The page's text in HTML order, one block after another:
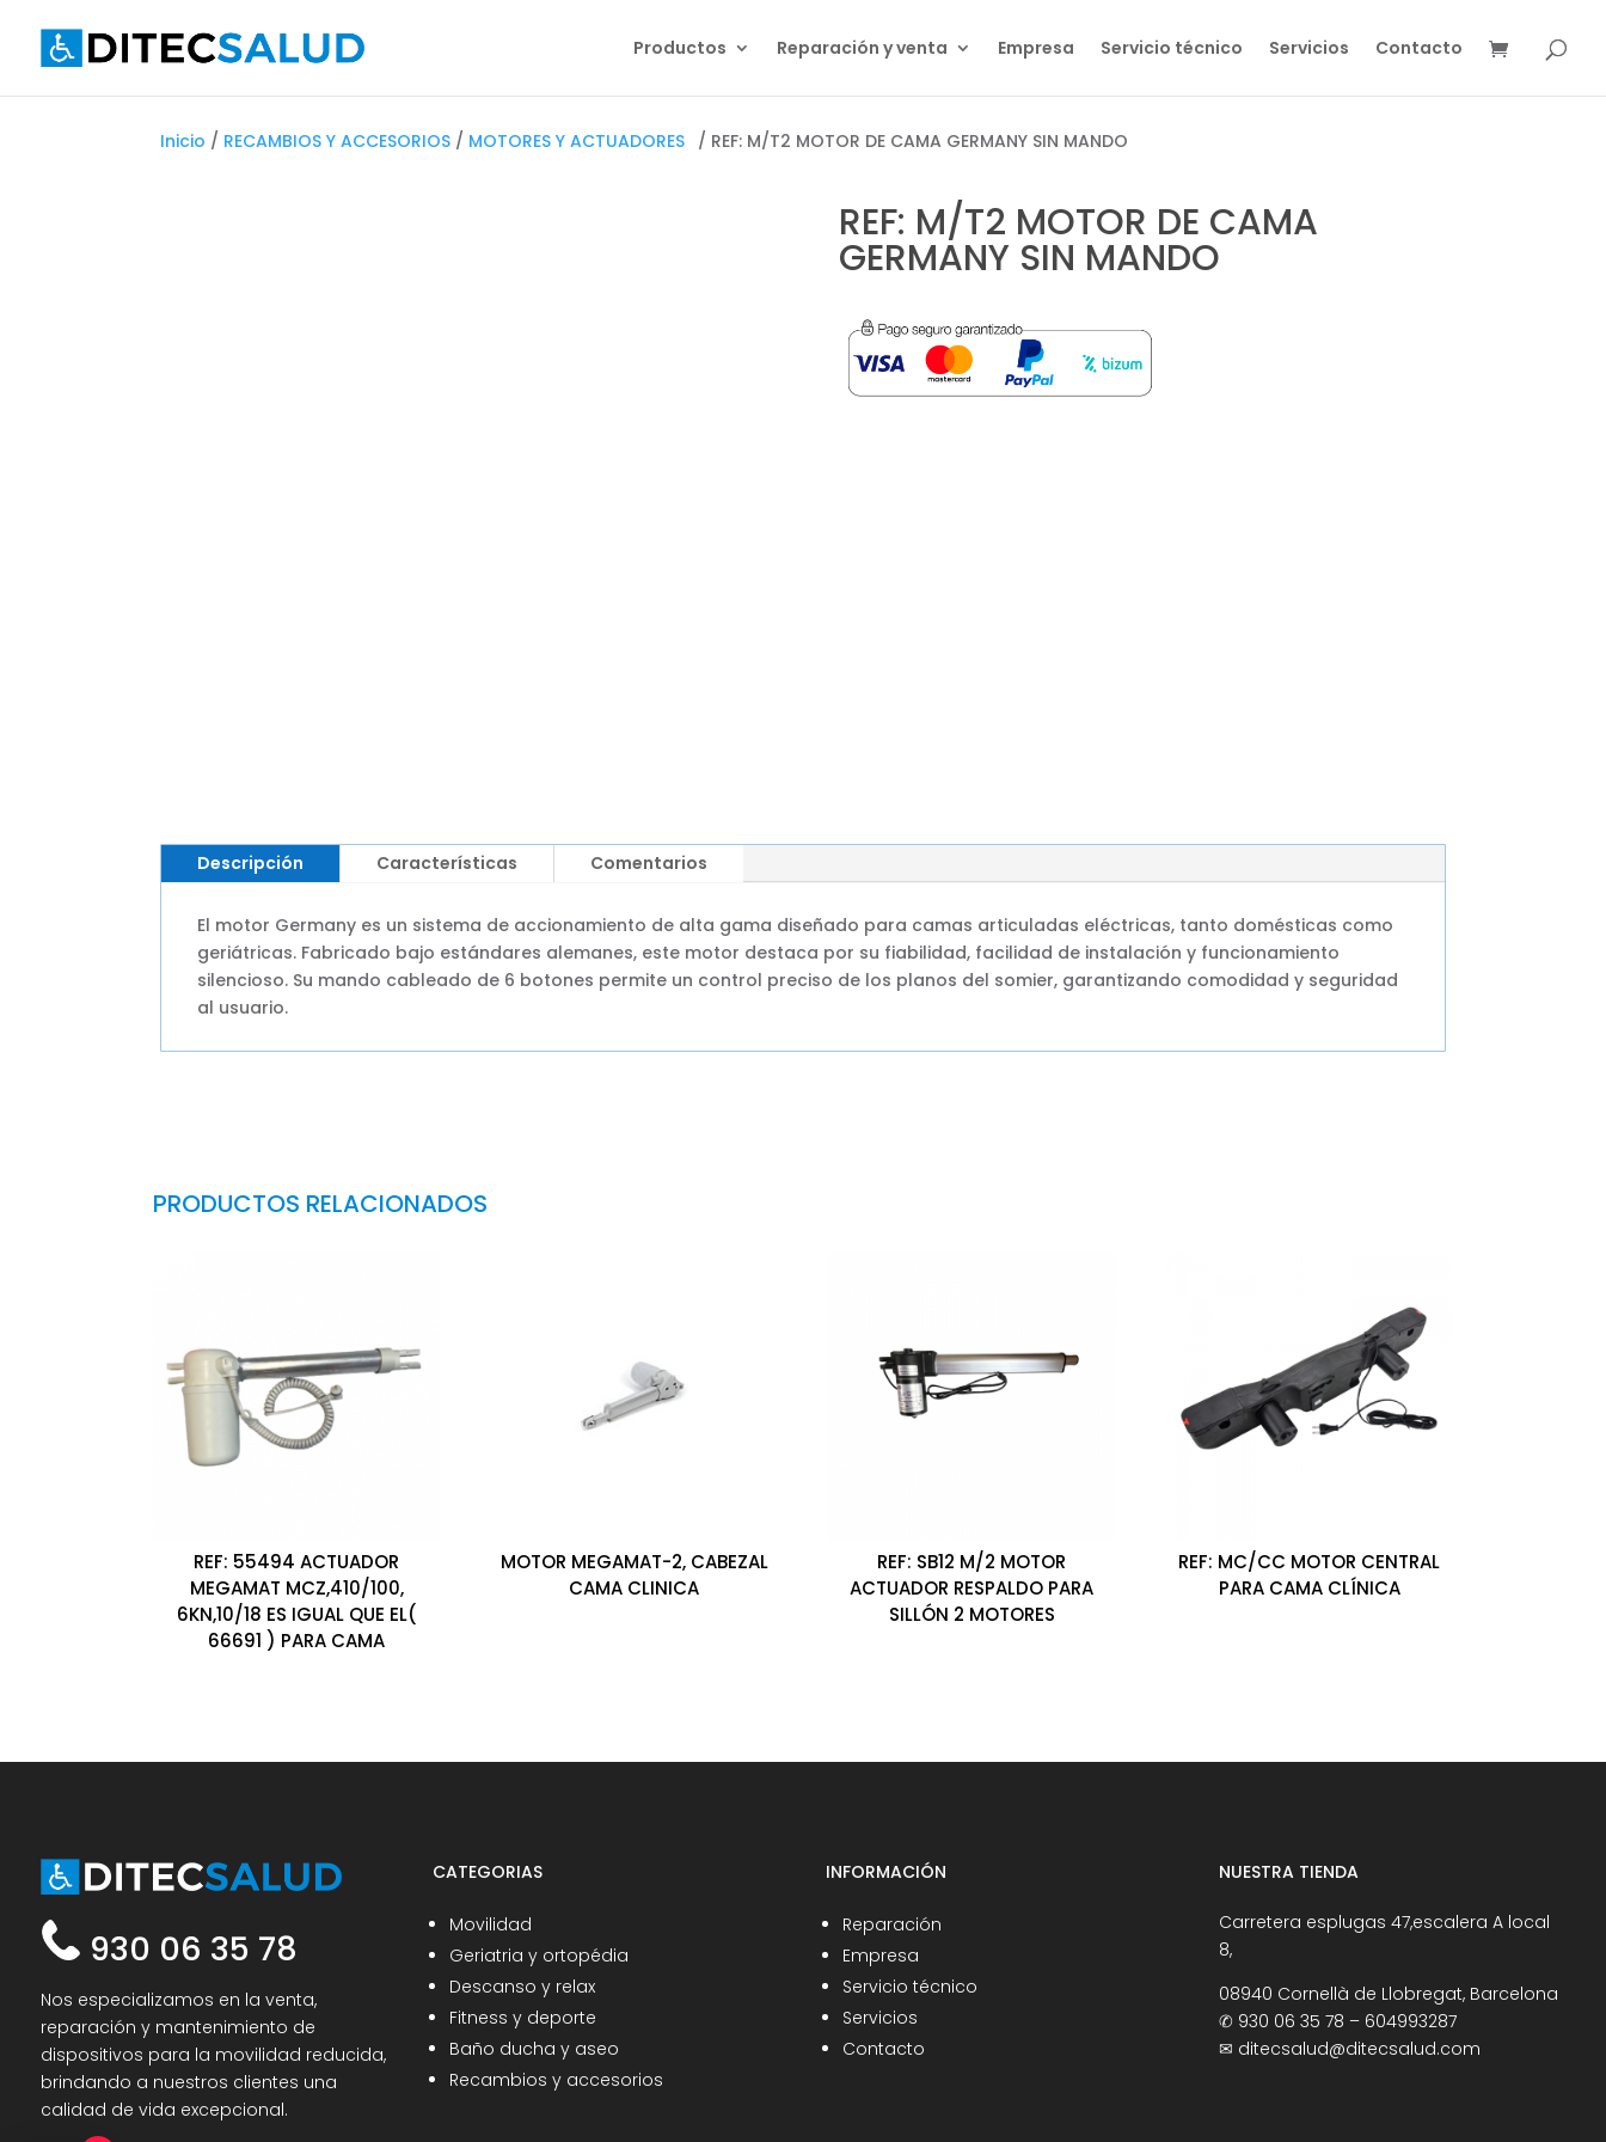
Productos Reparación y venta Empresa Servicio técnico Servicios Contacto
Inicio / RECAMBIOS Y ACCESORIOS / MOTORES Y ACTUADORES / REF: M/T2 MOTOR DE CAMA GERMANY SIN MANDO
REF: M/T2 MOTOR DE CAMA
GERMANY SIN MANDO
Descripción Características Comentarios
El motor Germany es un sistema de accionamiento de alta gama diseñado para camas articuladas eléctricas, tanto domésticas como
geriátricas. Fabricado bajo estándares alemanes, este motor destaca por su fiabilidad, facilidad de instalación y funcionamiento
silencioso. Su mando cableado de 6 botones permite un control preciso de los planos del somier, garantizando comodidad y seguridad
al usuario.
PRODUCTOS RELACIONADOS
REF: 55494 ACTUADOR
MEGAMAT MCZ,410/100,
6KN,10/18 ES IGUAL QUE EL(
66691 ) PARA CAMA
MOTOR MEGAMAT-2, CABEZAL
CAMA CLINICA
REF: SB12 M/2 MOTOR
ACTUADOR RESPALDO PARA
SILLÓN 2 MOTORES
REF: MC/CC MOTOR CENTRAL
PARA CAMA CLÍNICA
930 06 35 78
Nos especializamos en la venta,
reparación y mantenimiento de
dispositivos para la movilidad reducida,
brindando a nuestros clientes una
calidad de vida excepcional.
CATEGORIAS
Movilidad
Geriatria y ortopédia
Descanso y relax
Fitness y deporte
Baño ducha y aseo
Recambios y accesorios
INFORMACIÓN
Reparación
Empresa
Servicio técnico
Servicios
Contacto
NUESTRA TIENDA
Carretera esplugas 47,escalera A local
8,
08940 Cornellà de Llobregat, Barcelona
✆ 930 06 35 78 – 604993287
✉ ditecsalud@ditecsalud.com